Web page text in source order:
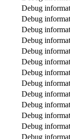
Debug
Debug
Debug
Debug
Debug
Debug
Debug
Debug
Debug
Debug
Debug
Debug
Debug